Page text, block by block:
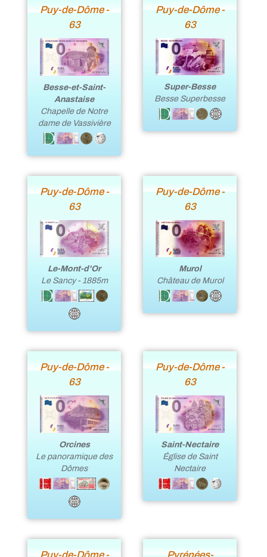
Puy-de-Dôme -
63
Besse-et-Saint-
Anastaise
Chapelle de Notre
dame de Vassivière
Puy-de-Dôme -
63
Super-Besse
Besse Superbesse
Puy-de-Dôme -
63
Le-Mont-d'Or
Le Sancy - 1885m
Puy-de-Dôme -
63
Murol
Château de Murol
Puy-de-Dôme -
63
Orcines
Le panoramique des
Dômes
Puy-de-Dôme -
63
Saint-Nectaire
Église de Saint
Nectaire